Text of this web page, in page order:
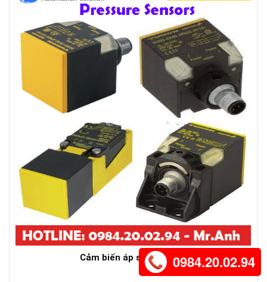
Cảm biến áp suất TURCK0984.20.02.94